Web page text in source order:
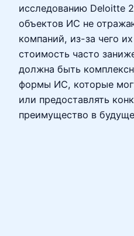
исследованию Deloitte
объектов ИС не
компаний, из-за чего
стоимость часто
должна быть
формы ИС, которые
или предоставлять
преимущество в